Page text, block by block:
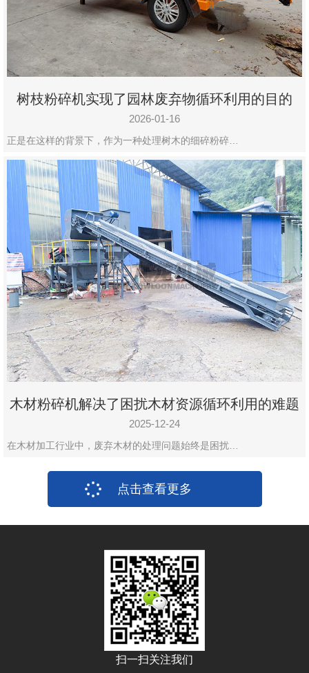
树枝粉碎机实现了园林废弃物循环利用的目的
2026-01-16
正是在这样的背景下，作为一种处理树木的细碎粉碎…
木材粉碎机解决了困扰木材资源循环利用的难题
2025-12-24
在木材加工行业中，废弃木材的处理问题始终是困扰…
点击查看更多
扫一扫关注我们